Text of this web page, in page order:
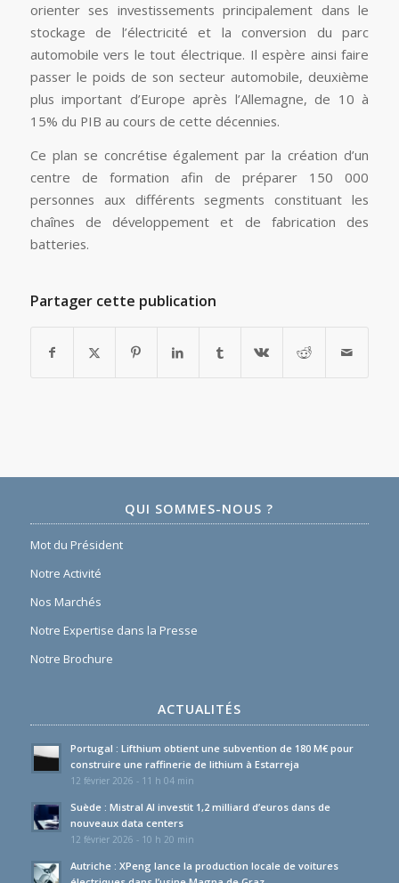
orienter ses investissements principalement dans le
stockage de l’électricité et la conversion du parc
automobile vers le tout électrique. Il espère ainsi faire
passer le poids de son secteur automobile, deuxième
plus important d’Europe après l’Allemagne, de 10 à
15% du PIB au cours de cette décennies.
Ce plan se concrétise également par la création d’un
centre de formation afin de préparer 150 000
personnes aux différents segments constituant les
chaînes de développement et de fabrication des
batteries.
Partager cette publication
QUI SOMMES-NOUS ?
Mot du Président
Notre Activité
Nos Marchés
Notre Expertise dans la Presse
Notre Brochure
ACTUALITÉS
Portugal : Lifthium obtient une subvention de 180 M€ pour
construire une raffinerie de lithium à Estarreja
12 février 2026 - 11 h 04 min
Suède : Mistral AI investit 1,2 milliard d’euros dans de
nouveaux data centers
12 février 2026 - 10 h 20 min
Autriche : XPeng lance la production locale de voitures